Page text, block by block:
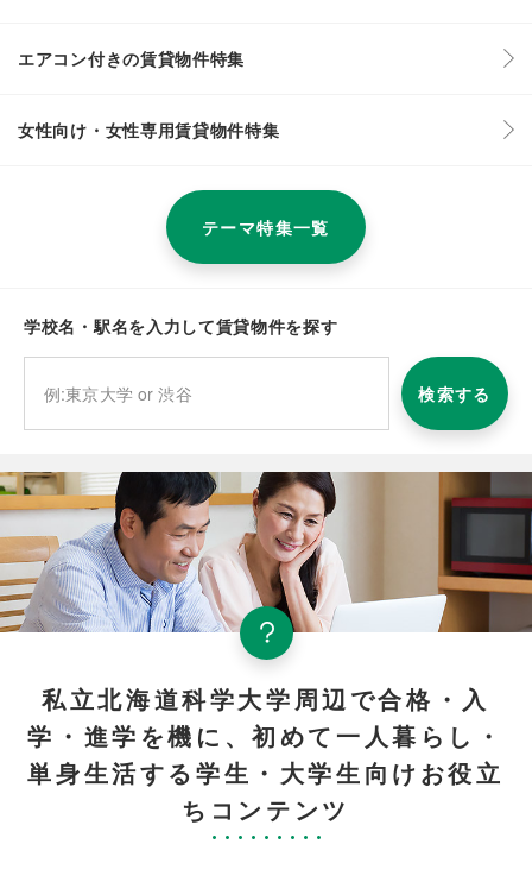
エアコン付きの賃貸物件特集
女性向け・女性専用賃貸物件特集
テーマ特集一覧
学校名・駅名を入力して賃貸物件を探す
検索する
私立北海道科学大学周辺で合格・入
学・進学を機に、初めて一人暮らし・
単身生活する学生・大学生向けお役立
ちコンテンツ